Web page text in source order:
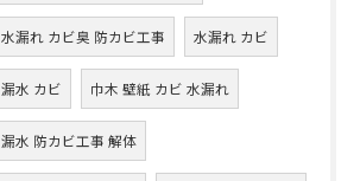
水漏れ カビ臭 防カビ工事 水漏れ カビ
漏水 カビ 巾木 壁紙 カビ 水漏れ
漏水 防カビ工事 解体